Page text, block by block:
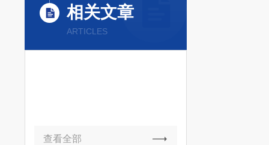
相关文章
ARTICLES
查看全部